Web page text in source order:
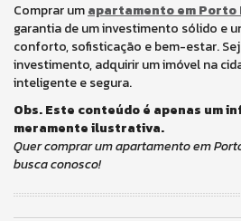
Comprar umapartamento em Porto
garantia de um investimento sólido e
conforto, sofisticação e bem-estar.
investimento, adquirir um imóvel na
inteligente e segura.
Obs. Este conteúdo é apenas um
meramente ilustrativa.
Quer comprar um apartamento em
busca conosco!